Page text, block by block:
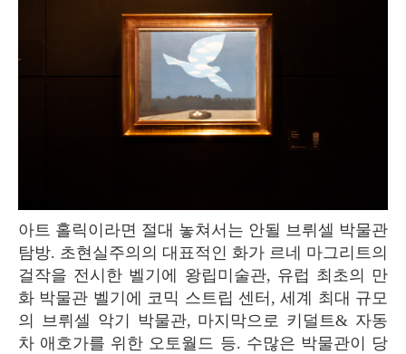
아트 홀릭이라면 절대 놓쳐서는 안될 브뤼셀 박물관
탐방. 초현실주의의 대표적인 화가 르네 마그리트의
걸작을 전시한 벨기에 왕립미술관, 유럽 최초의 만
화 박물관 벨기에 코믹 스트립 센터, 세계 최대 규모
의 브뤼셀 악기 박물관, 마지막으로 키덜트& 자동
차 애호가를 위한 오토월드 등. 수많은 박물관이 당